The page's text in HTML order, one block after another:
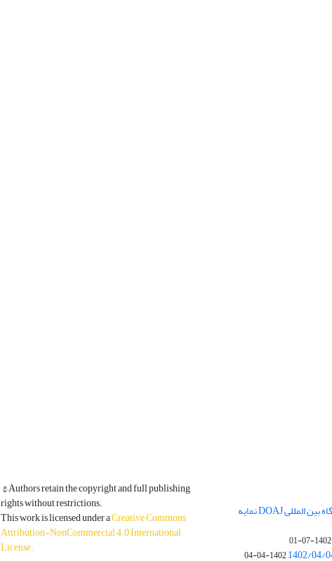
مجله فیزیک زمین و فضا در پایگاه بین المللی DOAJ نمایه
1402-07-01
1402-04-04
© Authors retain the copyright and full publishing
rights without restrictions.
This work is licensed under aCreative Commons
Attribution-NonCommercial 4.0 International
License.